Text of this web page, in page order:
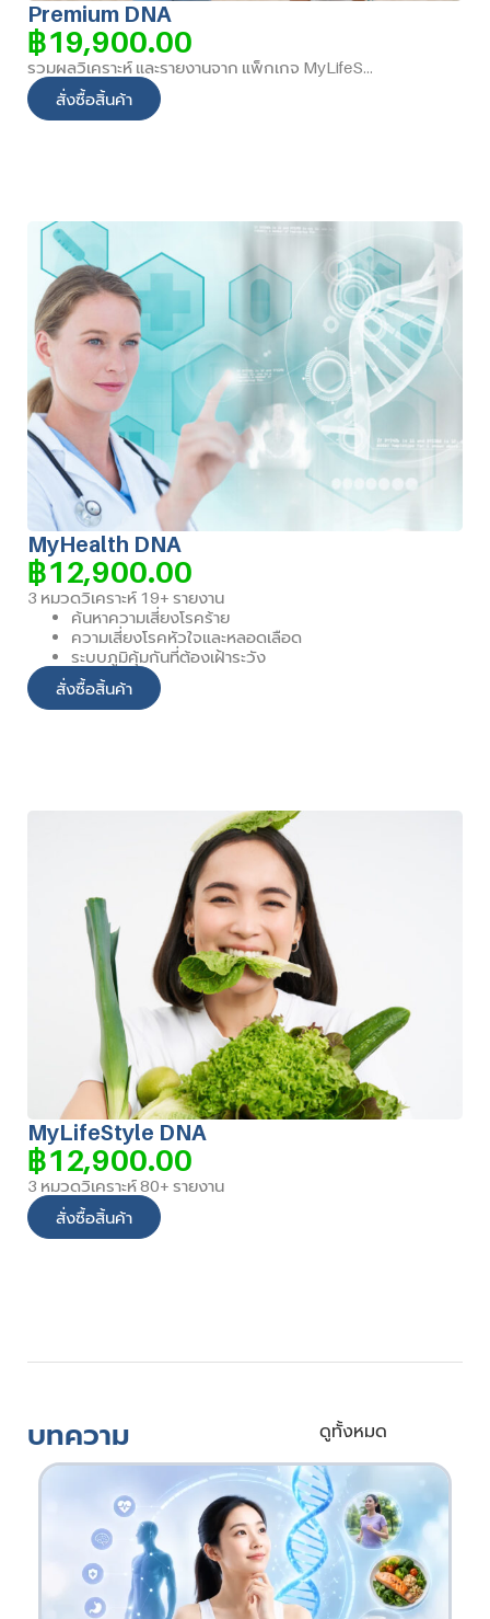
Premium DNA
฿19,900.00
รวมผลวิเคราะห์ และรายงานจาก แพ็กเกจ MyLifeStyle DNA + MyHealth DNA และ เพิ่มเติม ผลวิเคราะห์พิเศษ
สั่งซื้อสิ้นค้า
MyHealth DNA
฿12,900.00
3 หมวดวิเคราะห์ 19+ รายงาน
ค้นหาความเสี่ยงโรคร้าย
ความเสี่ยงโรคหัวใจและหลอดเลือด
ระบบภูมิคุ้มกันที่ต้องเฝ้าระวัง
สั่งซื้อสิ้นค้า
MyLifeStyle DNA
฿12,900.00
3 หมวดวิเคราะห์ 80+ รายงาน
สั่งซื้อสิ้นค้า
บทความ ดูทั้งหมด